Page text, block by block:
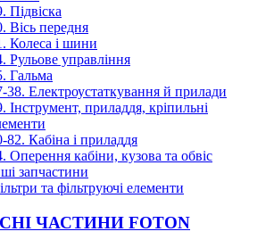
Підвіска
Вісь передня
Колеса і шини
Рульове управління
Гальма
38. Електроустаткування й прилади
Інструмент, приладдя, кріпильні
82. Кабіна і приладдя
Оперення кабіни, кузова та обвіс
запчастини
та фільтруючі елементи
ЧАСТИНИ FOTON